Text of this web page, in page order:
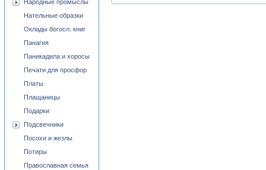
Народные промыслы
Нательные образки
Оклады богосл. книг
Панагия
Паникадила и хоросы
Печати для просфор
Платы
Плащаницы
Подарки
Подсвечники
Посохи и жезлы
Потиры
Православная семья